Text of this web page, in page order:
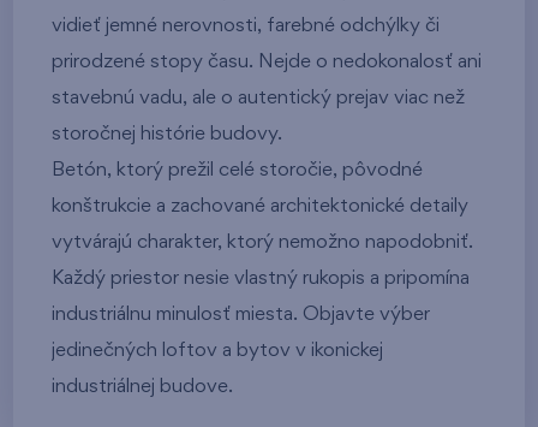
vidieť jemné nerovnosti, farebné odchýlky či
prirodzené stopy času. Nejde o nedokonalosť ani
stavebnú vadu, ale o autentický prejav viac než
storočnej histórie budovy.
Betón, ktorý prežil celé storočie, pôvodné
konštrukcie a zachované architektonické detaily
vytvárajú charakter, ktorý nemožno napodobniť.
Každý priestor nesie vlastný rukopis a pripomína
industriálnu minulosť miesta. Objavte výber
jedinečných loftov a bytov v ikonickej
industriálnej budove.